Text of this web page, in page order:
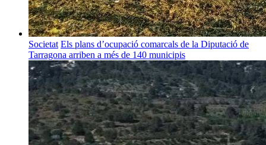
Societat Els plans d’ocupació comarcals de la Diputació de
Tarragona arriben a més de 140 municipis